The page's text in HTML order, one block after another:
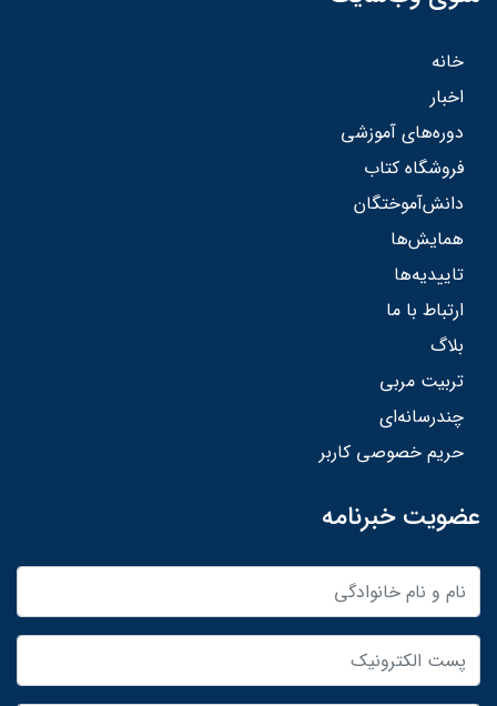
خانه
اخبار
دوره‌های آموزشی
فروشگاه کتاب
دانش‌آموختگان
همایش‌ها
تاییدیه‌ها
ارتباط با ما
بلاگ
تربیت مربی
چندرسانه‌ای
حریم خصوصی کاربر
عضویت خبرنامه